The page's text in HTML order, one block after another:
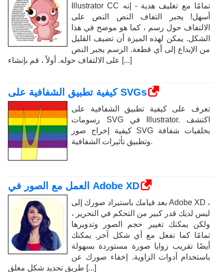
Illustrator CC تمامًا مع تغليف هدية - إنه
أسهل! يجبر التفاف النص النص على
الالتفاف حول رسم ، كما هو موضح في هذا
الشكل. يمكن لهذه الميزة أن تضيف القليل
من الإبداع إلى أي قطعة. الرسم يجبر النص
على الالتفاف حوله. أولاً ، قم بإنشاء [...]
كيفية تطبيق الشفافية على SVGs
تعرف على كيفية تطبيق الشفافية على
رسومات SVG في Illustrator. اكتشف
كيفية إخراج صور SVG بخلفيات شفافة
وتطبيق تأثيرات الشفافية.
العمل مع الصور في Adobe XD
بعد قيامك باستيراد صورك إلى Adobe XD ،
ليس لديك قدر كبير من التحكم في التحرير ،
ولكن يمكنك تغيير حجم الصور وتدويرها
تمامًا كما تفعل مع أي شكل آخر. يمكنك
أيضًا تقريب زوايا صورة مستوردة بسهولة
باستخدام أدوات الزاوية. إخفاء صورك عن
طريق تحديد شكل مغلق [...]